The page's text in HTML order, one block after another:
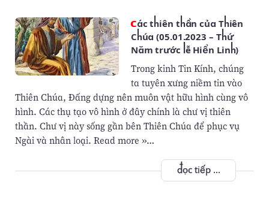
Các thiên thần của Thiên
Chúa (05.01.2023 – Thứ
Năm trước lễ Hiển Linh)
Trong kinh Tin Kính, chúng
ta tuyên xưng niềm tin vào
Thiên Chúa, Đấng dựng nên muôn vật hữu hình cùng vô
hình. Các thụ tạo vô hình ở đây chính là chư vị thiên
thần. Chư vị này sống gần bên Thiên Chúa để phục vụ
Ngài và nhân loại. Read more »…
đọc tiếp ...